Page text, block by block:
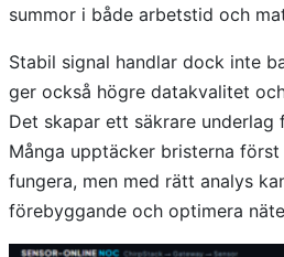
summor i både arbetstid och
Stabil signal handlar dock inte
ger också högre datakvalitet
Det skapar ett säkrare underlag
Många upptäcker bristerna
fungera, men med rätt analys
förebyggande och optimera